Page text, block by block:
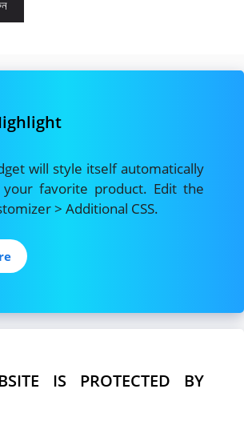
will style itself automatically
favorite product. Edit the
> Additional CSS.
IS PROTECTED BY